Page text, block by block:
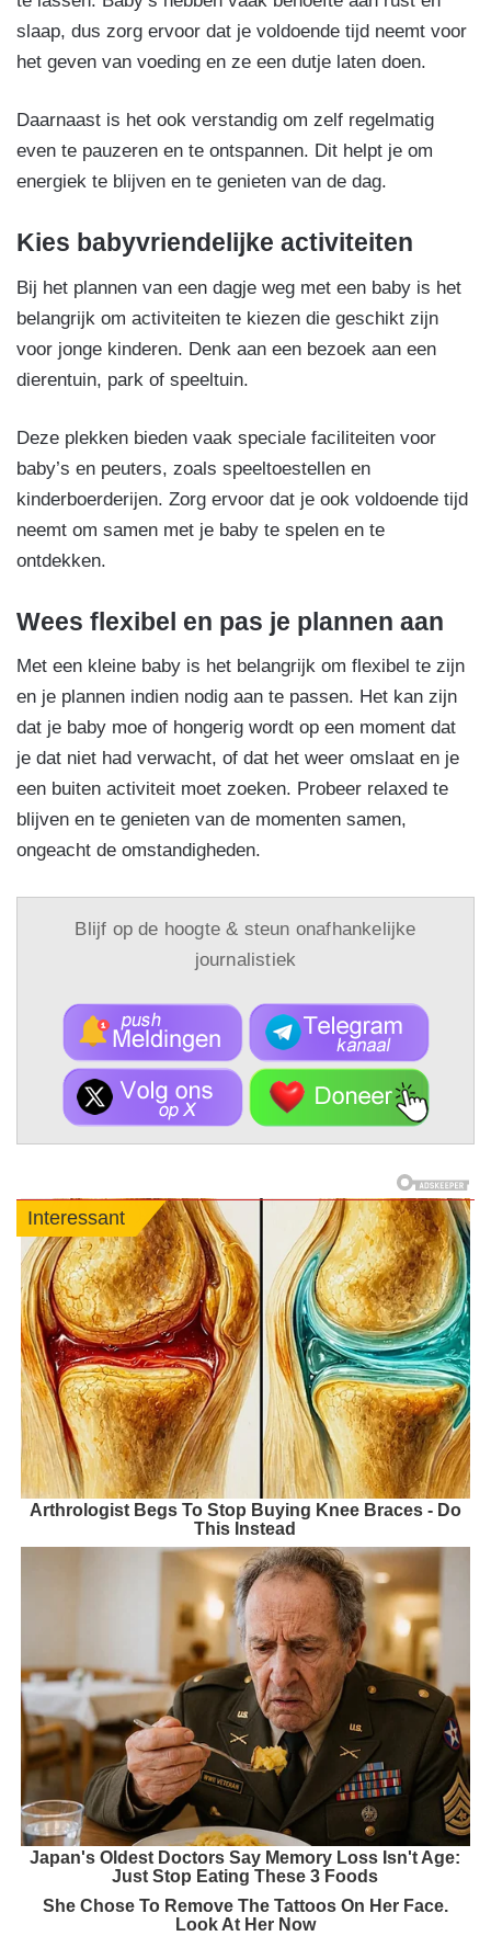
slaap, dus zorg ervoor dat je voldoende tijd neemt voor
het geven van voeding en ze een dutje laten doen.
Daarnaast is het ook verstandig om zelf regelmatig
even te pauzeren en te ontspannen. Dit helpt je om
energiek te blijven en te genieten van de dag.
Kies babyvriendelijke activiteiten
Bij het plannen van een dagje weg met een baby is het
belangrijk om activiteiten te kiezen die geschikt zijn
voor jonge kinderen. Denk aan een bezoek aan een
dierentuin, park of speeltuin.
Deze plekken bieden vaak speciale faciliteiten voor
baby’s en peuters, zoals speeltoestellen en
kinderboerderijen. Zorg ervoor dat je ook voldoende tijd
neemt om samen met je baby te spelen en te
ontdekken.
Wees flexibel en pas je plannen aan
Met een kleine baby is het belangrijk om flexibel te zijn
en je plannen indien nodig aan te passen. Het kan zijn
dat je baby moe of hongerig wordt op een moment dat
je dat niet had verwacht, of dat het weer omslaat en je
een buiten activiteit moet zoeken. Probeer relaxed te
blijven en te genieten van de momenten samen,
ongeacht de omstandigheden.
Blijf op de hoogte & steun onafhankelijke
journalistiek
Interessant
Arthrologist Begs To Stop Buying Knee Braces - Do
This Instead
Japan's Oldest Doctors Say Memory Loss Isn't Age:
Just Stop Eating These 3 Foods
She Chose To Remove The Tattoos On Her Face.
Look At Her Now